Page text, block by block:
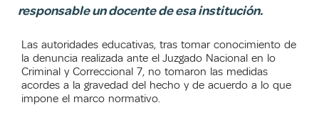
responsable un docente de esa institución.
Las autoridades educativas, tras tomar conocimiento de
la denuncia realizada ante el Juzgado Nacional en lo
Criminal y Correccional 7, no tomaron las medidas
acordes a la gravedad del hecho y de acuerdo a lo que
impone el marco normativo.